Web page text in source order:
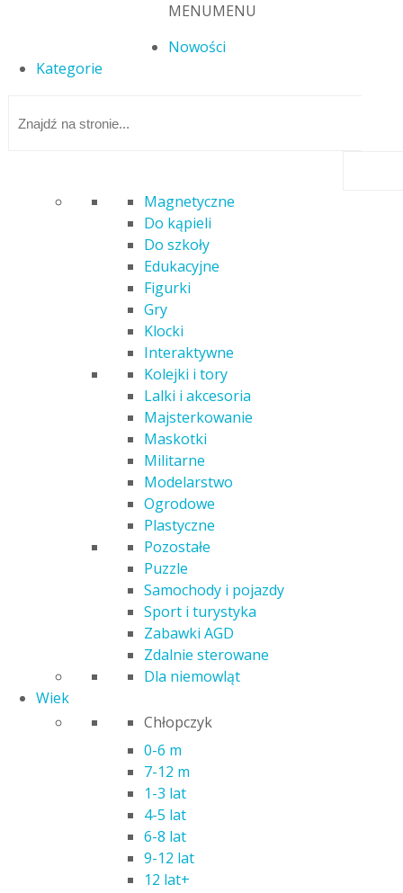
MENUMENU
Nowości
Kategorie
Magnetyczne
Do kąpieli
Do szkoły
Edukacyjne
Figurki
Gry
Klocki
Interaktywne
Kolejki i tory
Lalki i akcesoria
Majsterkowanie
Maskotki
Militarne
Modelarstwo
Ogrodowe
Plastyczne
Pozostałe
Puzzle
Samochody i pojazdy
Sport i turystyka
Zabawki AGD
Zdalnie sterowane
Dla niemowląt
Wiek
Chłopczyk
0-6 m
7-12 m
1-3 lat
4-5 lat
6-8 lat
9-12 lat
12 lat+
/ Atrybut produktu: Producent / Skrzat
Wyświetlanie wszystkich wyników: 5
MÓJ KODEKS DROGOWY CZYLI ROZRYWKOWY
ZESZYT MAŁEGO UCZNIA
3,00 zł